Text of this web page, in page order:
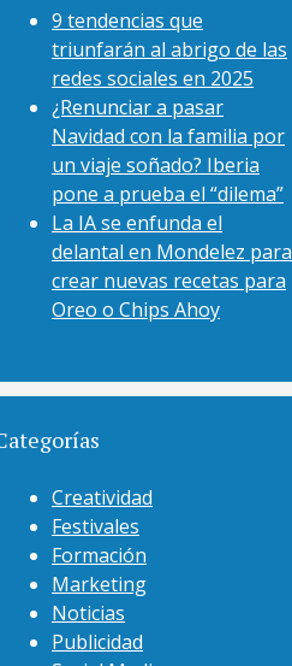
9 tendencias que
triunfarán al abrigo de las
redes sociales en 2025
¿Renunciar a pasar
Navidad con la familia por
un viaje soñado? Iberia
pone a prueba el “dilema”
La IA se enfunda el
delantal en Mondelez para
crear nuevas recetas para
Oreo o Chips Ahoy
Creatividad
Festivales
Formación
Marketing
Noticias
Publicidad